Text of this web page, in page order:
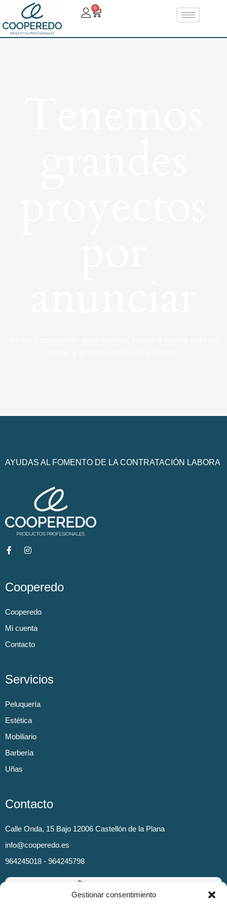
Gestionar consentimiento
0
AYUDAS AL FOMENTO DE LA CONTRATACIÓN LABORA
Cooperedo
Cooperedo
Mi cuenta
Contacto
Servicios
Peluquería
Estética
Mobiliario
Barbería
Uñas
Contacto
Calle Onda, 15 Bajo 12006 Castellón de la Plana
info@cooperedo.es
964245018 - 964245798